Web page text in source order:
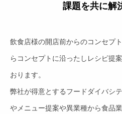
English
言語
課題を共に解
飲食店様の開店前からのコンセプ
らコンセプトに沿ったしレシピ提
おります。
弊社が得意とするフードダイバシ
やメニュー提案や異業種から食品